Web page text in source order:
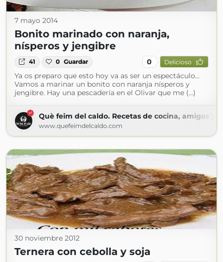
7 mayo 2014
Bonito marinado con naranja,
nísperos y jengibre
41 0 Guardar 0 Delicioso
Ya os preparo que esto hoy va as ser un espectáculo...
Vamos a marinar un bonito con naranja nísperos y
jengibre. Hay una pescadería en el Olivar que me (...)
Què feim del caldo. Recetas de cocina, amigos y
www.quefeimdelcaldo.com
30 noviembre 2012
Ternera con cebolla y soja